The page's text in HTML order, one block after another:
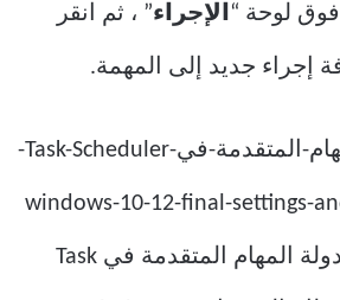
فوق لوحة “الإجراء” ، ثم انقر
إجراء جديد إلى المهمة.